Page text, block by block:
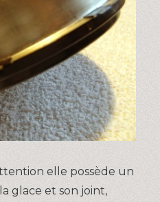
elle possède un
glace et son joint,